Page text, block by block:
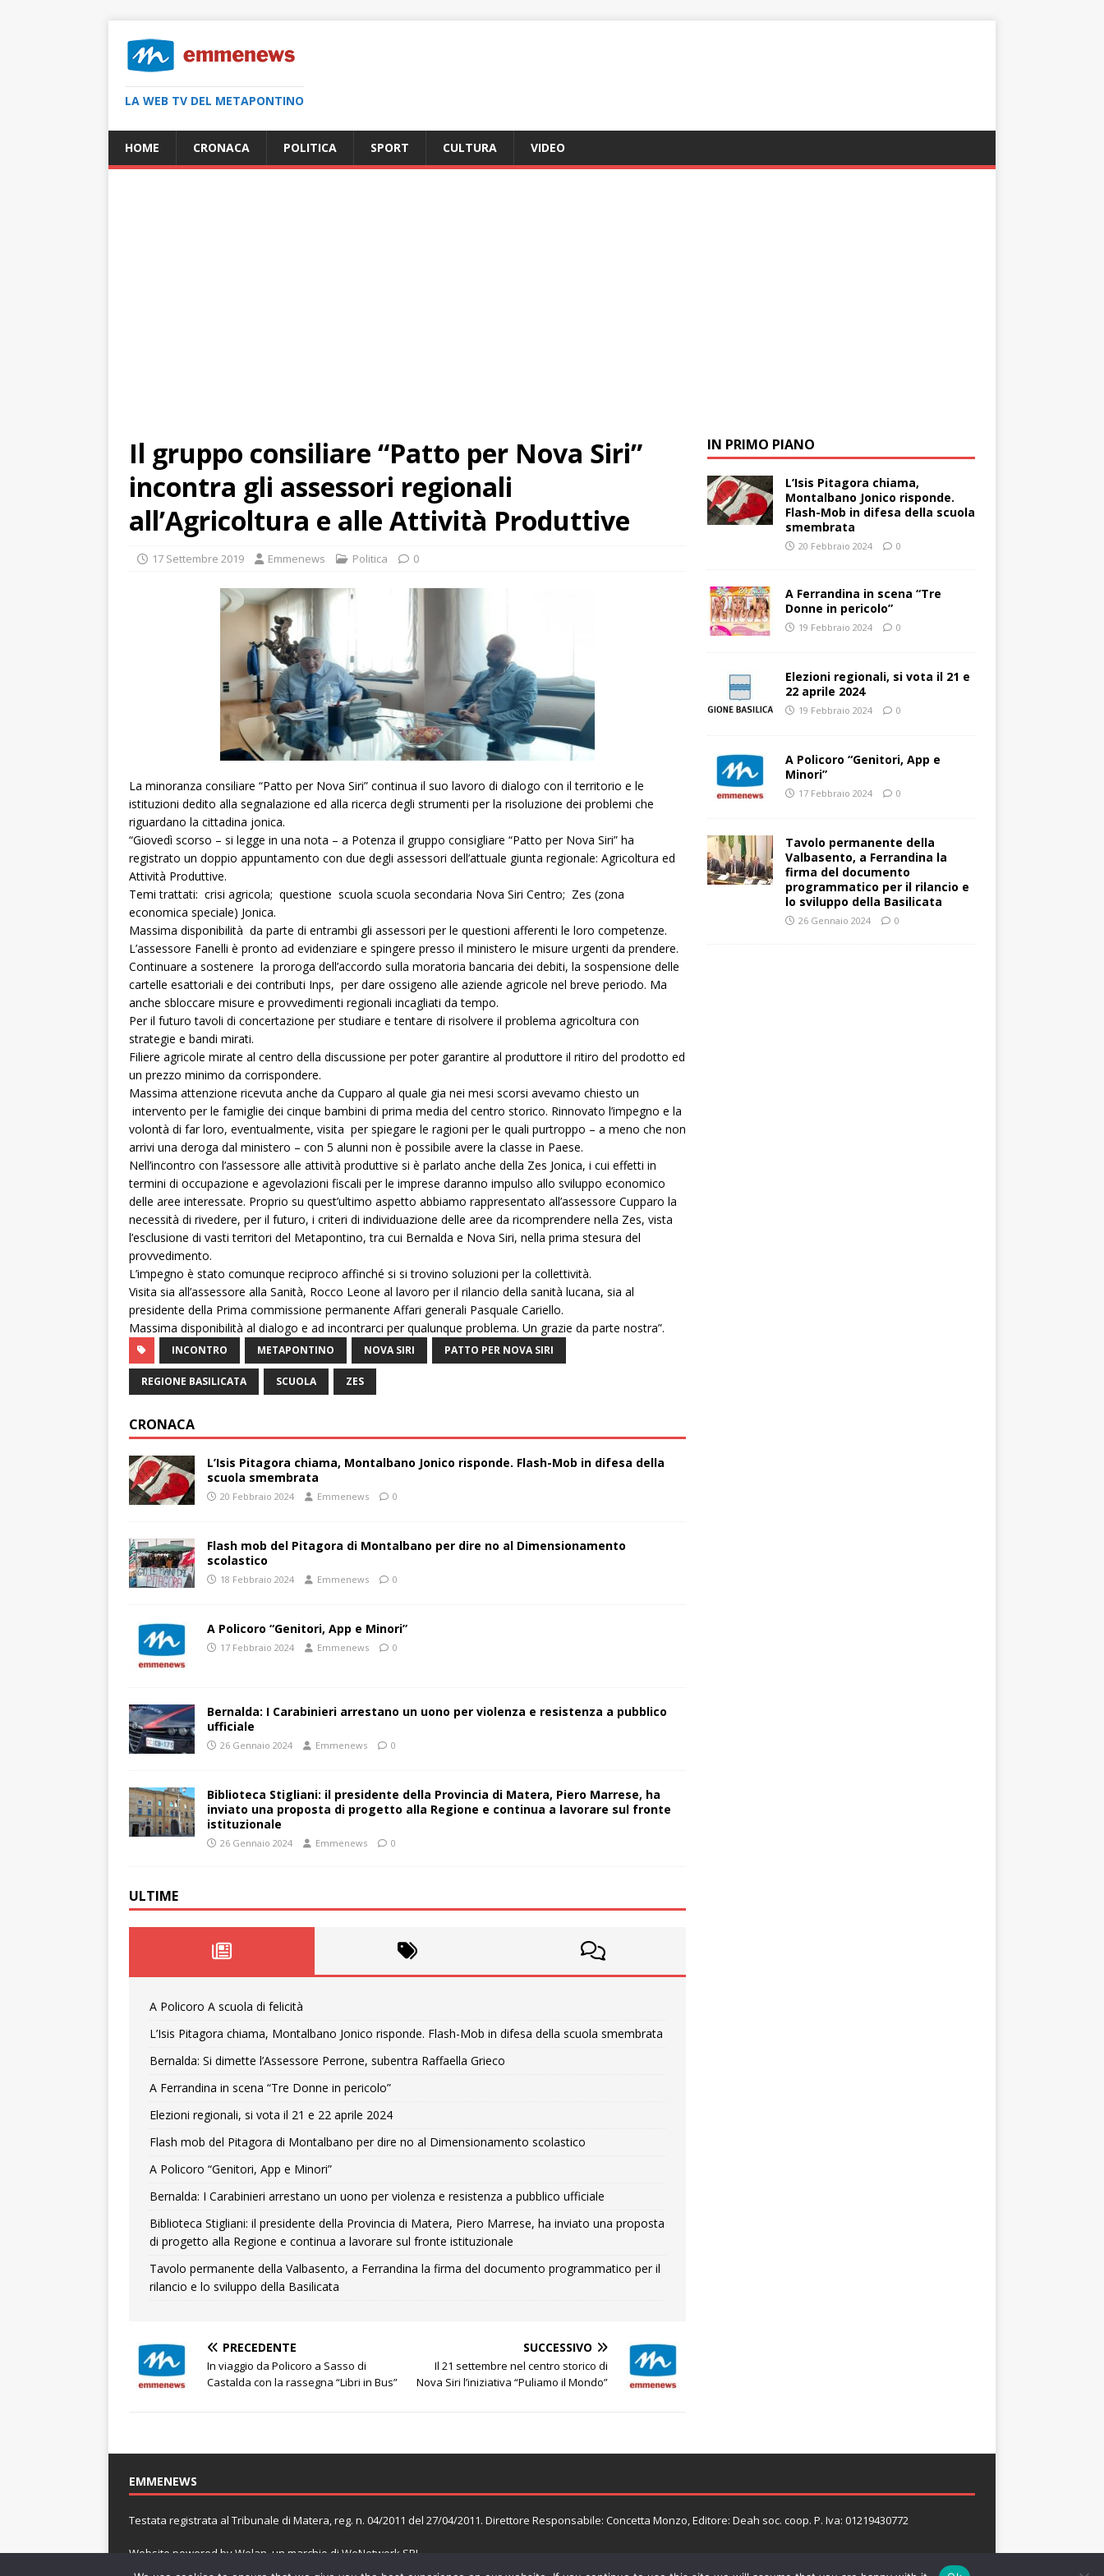
LA WEB TV DEL METAPONTINO
HOME CRONACA POLITICA SPORT CULTURA VIDEO
Il gruppo consiliare “Patto per Nova Siri”
incontra gli assessori regionali
all’Agricoltura e alle Attività Produttive
17 Settembre 2019 Emmenews Politica 0
La minoranza consiliare “Patto per Nova Siri” continua il suo lavoro di dialogo con il territorio e le
istituzioni dedito alla segnalazione ed alla ricerca degli strumenti per la risoluzione dei problemi che
riguardano la cittadina jonica.
“Giovedì scorso – si legge in una nota – a Potenza il gruppo consigliare “Patto per Nova Siri” ha
registrato un doppio appuntamento con due degli assessori dell’attuale giunta regionale: Agricoltura ed
Attività Produttive.
Temi trattati: crisi agricola; questione scuola scuola secondaria Nova Siri Centro; Zes (zona
economica speciale) Jonica.
Massima disponibilità da parte di entrambi gli assessori per le questioni afferenti le loro competenze.
L’assessore Fanelli è pronto ad evidenziare e spingere presso il ministero le misure urgenti da prendere.
Continuare a sostenere la proroga dell’accordo sulla moratoria bancaria dei debiti, la sospensione delle
cartelle esattoriali e dei contributi Inps, per dare ossigeno alle aziende agricole nel breve periodo. Ma
anche sbloccare misure e provvedimenti regionali incagliati da tempo.
Per il futuro tavoli di concertazione per studiare e tentare di risolvere il problema agricoltura con
strategie e bandi mirati.
Filiere agricole mirate al centro della discussione per poter garantire al produttore il ritiro del prodotto ed
un prezzo minimo da corrispondere.
Massima attenzione ricevuta anche da Cupparo al quale gia nei mesi scorsi avevamo chiesto un
intervento per le famiglie dei cinque bambini di prima media del centro storico. Rinnovato l’impegno e la
volontà di far loro, eventualmente, visita per spiegare le ragioni per le quali purtroppo – a meno che non
arrivi una deroga dal ministero – con 5 alunni non è possibile avere la classe in Paese.
Nell’incontro con l’assessore alle attività produttive si è parlato anche della Zes Jonica, i cui effetti in
termini di occupazione e agevolazioni fiscali per le imprese daranno impulso allo sviluppo economico
delle aree interessate. Proprio su quest’ultimo aspetto abbiamo rappresentato all’assessore Cupparo la
necessità di rivedere, per il futuro, i criteri di individuazione delle aree da ricomprendere nella Zes, vista
l’esclusione di vasti territori del Metapontino, tra cui Bernalda e Nova Siri, nella prima stesura del
provvedimento.
L’impegno è stato comunque reciproco affinché si si trovino soluzioni per la collettività.
Visita sia all’assessore alla Sanità, Rocco Leone al lavoro per il rilancio della sanità lucana, sia al
presidente della Prima commissione permanente Affari generali Pasquale Cariello.
Massima disponibilità al dialogo e ad incontrarci per qualunque problema. Un grazie da parte nostra”.
INCONTRO METAPONTINO NOVA SIRI PATTO PER NOVA SIRI
REGIONE BASILICATA SCUOLA ZES
CRONACA
L’Isis Pitagora chiama, Montalbano Jonico risponde. Flash-Mob in difesa della
scuola smembrata
20 Febbraio 2024 Emmenews 0
Flash mob del Pitagora di Montalbano per dire no al Dimensionamento
scolastico
18 Febbraio 2024 Emmenews 0
A Policoro “Genitori, App e Minori”
17 Febbraio 2024 Emmenews 0
Bernalda: I Carabinieri arrestano un uono per violenza e resistenza a pubblico
ufficiale
26 Gennaio 2024 Emmenews 0
Biblioteca Stigliani: il presidente della Provincia di Matera, Piero Marrese, ha
inviato una proposta di progetto alla Regione e continua a lavorare sul fronte
istituzionale
26 Gennaio 2024 Emmenews 0
ULTIME
A Policoro A scuola di felicità
L’Isis Pitagora chiama, Montalbano Jonico risponde. Flash-Mob in difesa della scuola smembrata
Bernalda: Si dimette l’Assessore Perrone, subentra Raffaella Grieco
A Ferrandina in scena “Tre Donne in pericolo”
Elezioni regionali, si vota il 21 e 22 aprile 2024
Flash mob del Pitagora di Montalbano per dire no al Dimensionamento scolastico
A Policoro “Genitori, App e Minori”
Bernalda: I Carabinieri arrestano un uono per violenza e resistenza a pubblico ufficiale
Biblioteca Stigliani: il presidente della Provincia di Matera, Piero Marrese, ha inviato una proposta
di progetto alla Regione e continua a lavorare sul fronte istituzionale
Tavolo permanente della Valbasento, a Ferrandina la firma del documento programmatico per il
rilancio e lo sviluppo della Basilicata
PRECEDENTE
In viaggio da Policoro a Sasso di
Castalda con la rassegna “Libri in Bus”
SUCCESSIVO
Il 21 settembre nel centro storico di
Nova Siri l’iniziativa “Puliamo il Mondo”
IN PRIMO PIANO
L’Isis Pitagora chiama,
Montalbano Jonico risponde.
Flash-Mob in difesa della scuola
smembrata
20 Febbraio 2024 0
A Ferrandina in scena “Tre
Donne in pericolo”
19 Febbraio 2024 0
Elezioni regionali, si vota il 21 e
22 aprile 2024
19 Febbraio 2024 0
A Policoro “Genitori, App e
Minori”
17 Febbraio 2024 0
Tavolo permanente della
Valbasento, a Ferrandina la
firma del documento
programmatico per il rilancio e
lo sviluppo della Basilicata
26 Gennaio 2024 0
EMMENEWS
Testata registrata al Tribunale di Matera, reg. n. 04/2011 del 27/04/2011. Direttore Responsabile: Concetta Monzo, Editore: Deah soc. coop. P. Iva: 01219430772
Website powered byWelan , un marchio di WeNetwork SRL